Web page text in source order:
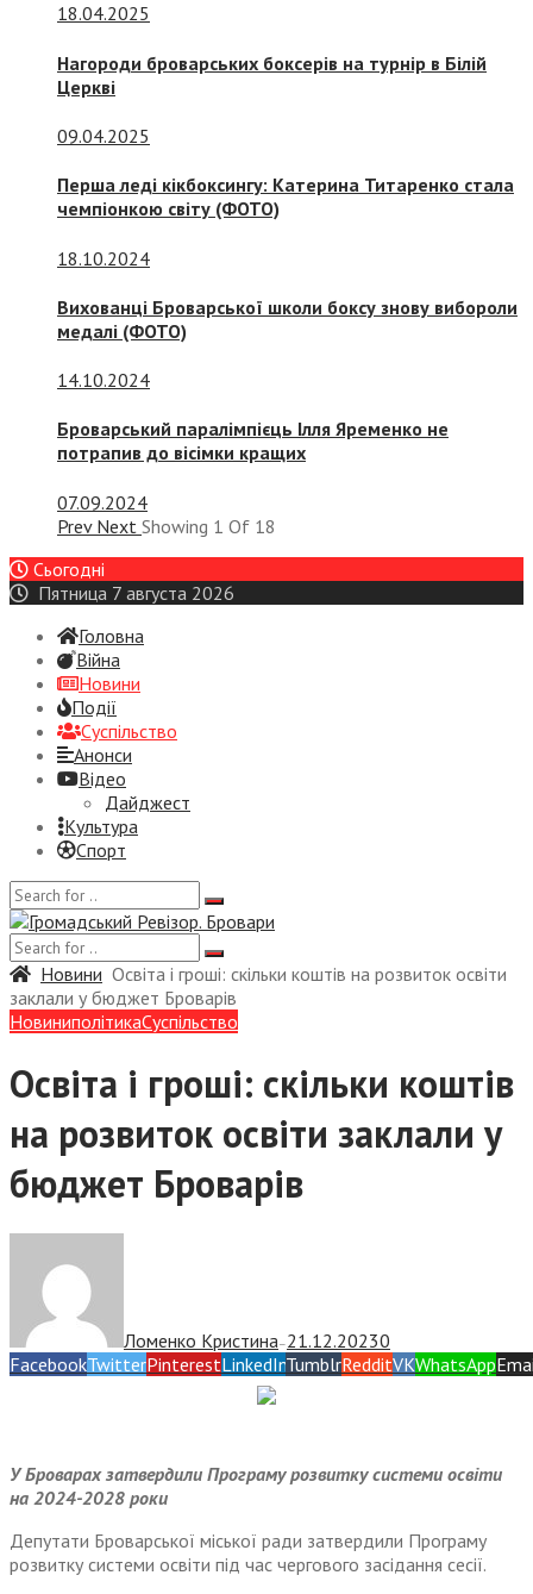
18.04.2025
Нагороди броварських боксерів на турнір в Білій
Церкві
09.04.2025
Перша леді кікбоксингу: Катерина Титаренко стала
чемпіонкою світу (ФОТО)
18.10.2024
Вихованці Броварської школи боксу знову вибороли
медалі (ФОТО)
14.10.2024
Броварський паралімпієць Ілля Яременко не
потрапив до вісімки кращих
07.09.2024
Prev Next Showing 1 Of 18
Сьогодні
Пятница 7 августа 2026
Головна
Війна
Новини
Події
Суспiльство
Анонси
Відео
Дайджест
Культура
Спорт
Новини Освіта і гроші: скільки коштів на розвиток освіти
заклали у бюджет Броварів
НовиниполітикаСуспiльство
Освіта і гроші: скільки коштів
на розвиток освіти заклали у
бюджет Броварів
Ломенко Кристина— 21.12.20230
FacebookTwitterPinterestLinkedInTumblrRedditVKWhatsApp
У Броварах затвердили Програму розвитку системи освіти
на 2024-2028 роки
Депутати Броварської міської ради затвердили Програму
розвитку системи освіти під час чергового засідання сесії.